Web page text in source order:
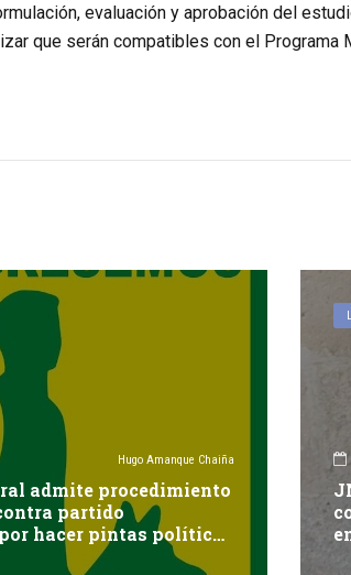
evaluación y aprobación del
que serán compatibles con el
Hugo Amanque Chaiña
admite procedimiento
partido
hacer pintas políticas
en Cayma